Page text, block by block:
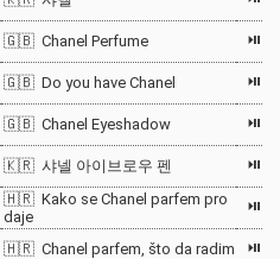
🇬🇧 Chanel Perfume ⏯
🇬🇧 Do you have Chanel ⏯
🇬🇧 Chanel Eyeshadow ⏯
🇰🇷 샤넬 아이브로우 펜 ⏯
🇭🇷 Kako se Chanel parfem pro
daje
⏯
🇭🇷 Chanel parfem, što da radim ⏯